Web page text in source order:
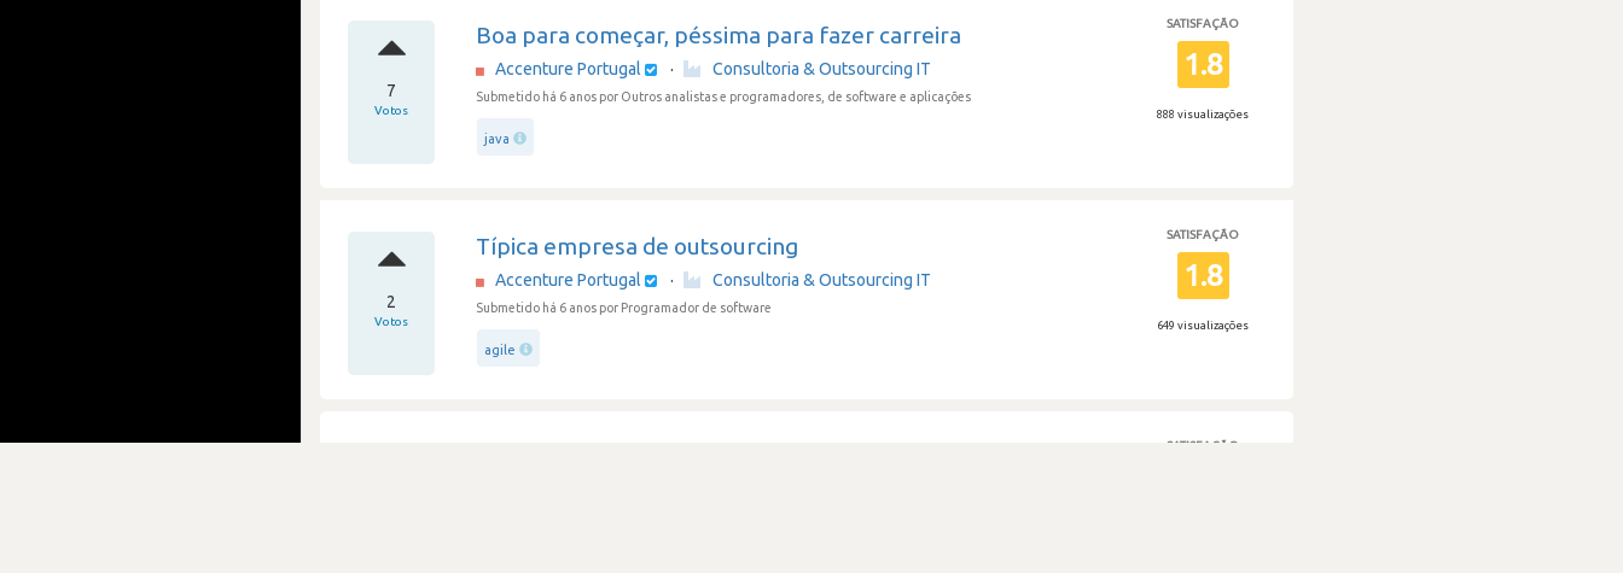
7
Votos
Boa para começar, péssima para fazer carreira
Accenture Portugal · Consultoria & Outsourcing IT
Submetido há 6 anos por Outros analistas e programadores, de software e aplicações
java
SATISFAÇÃO
1.8
888 visualizações
2
Votos
Típica empresa de outsourcing
Accenture Portugal · Consultoria & Outsourcing IT
Submetido há 6 anos por Programador de software
agile
SATISFAÇÃO
1.8
649 visualizações
SATISFAÇÃO